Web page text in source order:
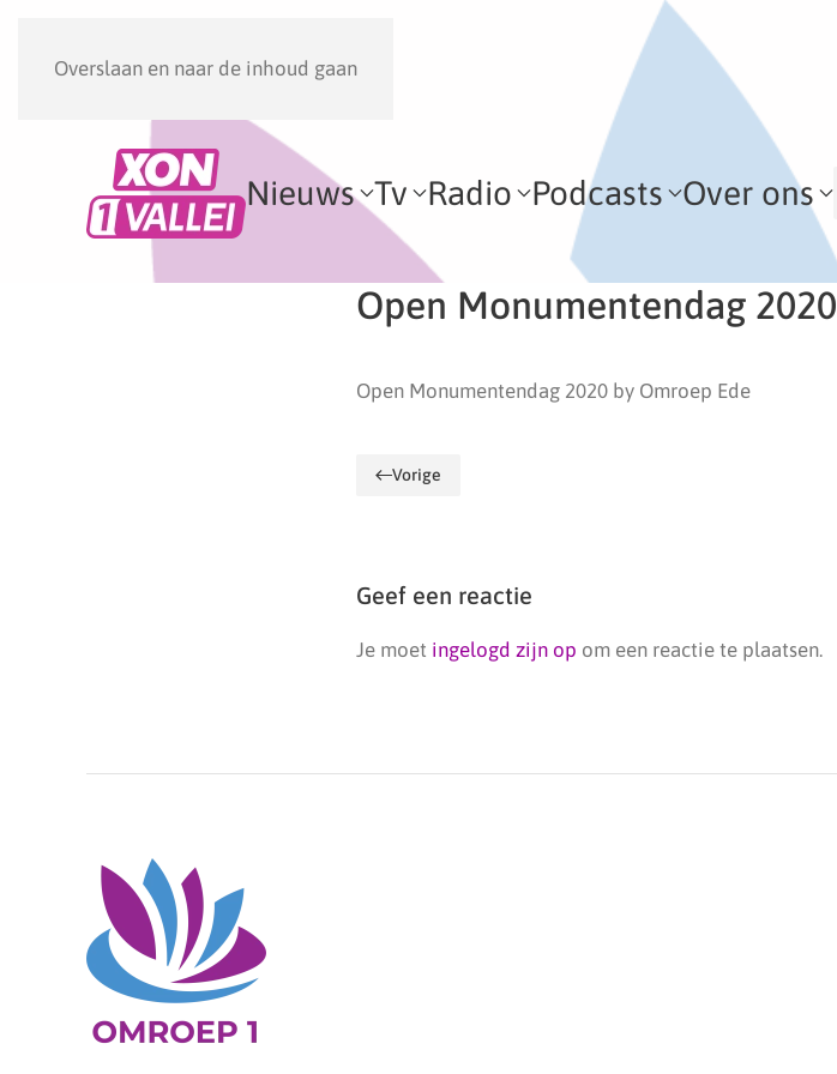
Overslaan en naar de inhoud gaan
Nieuws Tv Radio Podcasts Over ons
Open Monumentendag 2020
Open Monumentendag 2020 by Omroep Ede
Vorige
Geef een reactie
Je moet ingelogd zijn op om een reactie te plaatsen.